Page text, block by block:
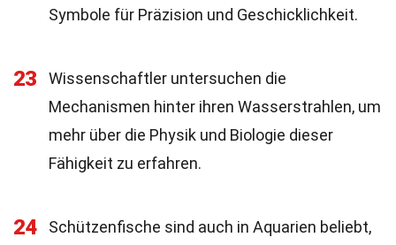
Symbole für Präzision und Geschicklichkeit.
23
Wissenschaftler untersuchen die
Mechanismen hinter ihren Wasserstrahlen, um
mehr über die Physik und Biologie dieser
Fähigkeit zu erfahren.
24
Schützenfische sind auch in Aquarien beliebt,